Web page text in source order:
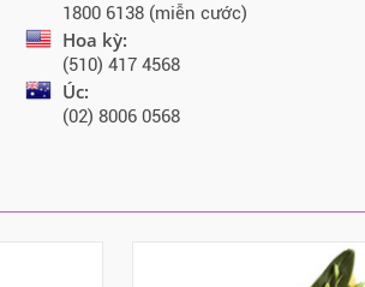
1800 6138 (miễn cước)
Hoa kỳ:
(510) 417 4568
Úc:
(02) 8006 0568